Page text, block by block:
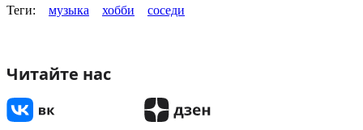
Теги: музыка хобби соседи
Читайте нас